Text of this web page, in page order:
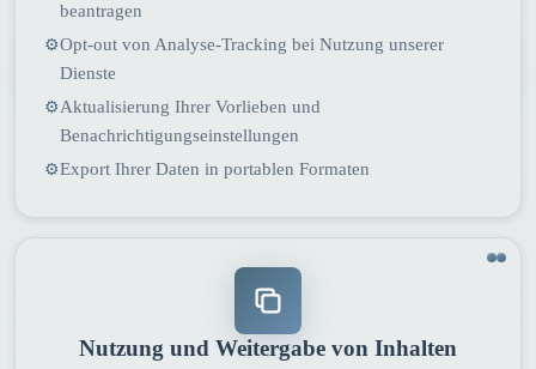
beantragen
⚙Opt-out von Analyse-Tracking bei Nutzung unserer
Dienste
⚙ Aktualisierung Ihrer Vorlieben und
Benachrichtigungseinstellungen
⚙Export Ihrer Daten in portablen Formaten
Nutzung und Weitergabe von Inhalten